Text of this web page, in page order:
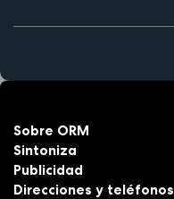
Sobre ORM
Sintoniza
Publicidad
Direcciones y teléfonos